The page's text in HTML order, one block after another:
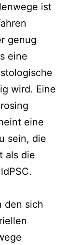
ist
genug
eine
wird. Eine
eine
sein, die
als die
den sich